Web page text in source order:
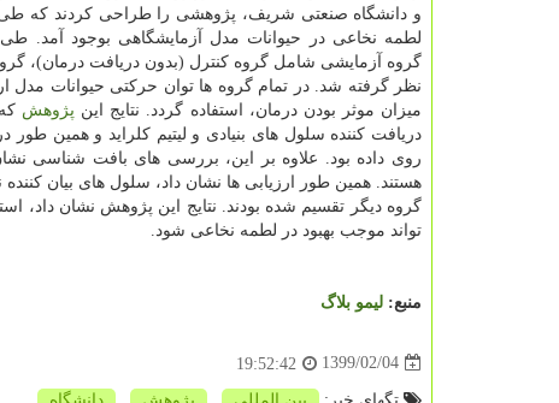
و دانشگاه صنعتی شریف، پژوهشی را طراحی كردند كه
لطمه نخاعی در حیوانات مدل آزمایشگاهی بوجود آمد.
گروه آزمایشی شامل گروه كنترل (بدون دریافت درمان)، گروه
نظر گرفته شد. در تمام گروه ها توان حركتی حیوانات مدل
میزان موثر بودن درمان، استفاده گردد. نتایج این پژوهش
دریافت كننده سلول های بنیادی و لیتیم كلراید و همین طور
روی داده بود. علاوه بر این، بررسی های بافت شناسی
هستند. همین طور ارزیابی ها نشان داد، سلول های بیان كننده
گروه دیگر تقسیم شده بودند. نتایج این پژوهش نشان داد،
تواند موجب بهبود در لطمه نخاعی شود.
منبع: لیمو بلاگ
1399/02/04
19:52:42